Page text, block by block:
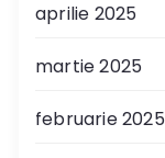
aprilie 2025
martie 2025
februarie 2025